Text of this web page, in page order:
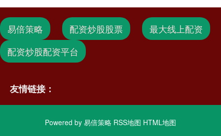
易倍策略 配资炒股股票
最大线上配资
配资炒股配资平台
友情链接：
Powered by 易倍策略 RSS地图 HTML地图